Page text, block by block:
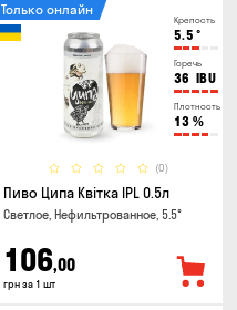
Крепость
5.5 °
Горечь
36 IBU
Плотность
13 %
(0)
Только онлайн
Пиво Ципа Квітка IPL 0.5л
Светлое, Нефильтрованное, 5.5°
106,00
грн за 1 шт